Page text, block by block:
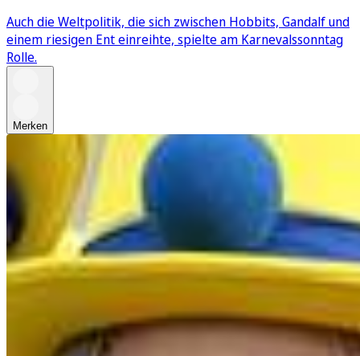
Auch die Weltpolitik, die sich zwischen Hobbits, Gandalf und
einem riesigen Ent einreihte, spielte am Karnevalssonntag
Rolle.
Merken